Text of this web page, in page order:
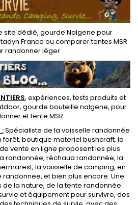
site dédié, gourde Nalgene pour
France ou comparer tentes MSR
randonner léger
, expériences, tests produits et
, gourde bouteille nalgene, pour
ettente MSR
:Spécialiste de la vaisselle randonnée
forêt, boutique materiel bushcraft, la
vente en ligne proposent les plus
randonnée, réchaud randonnée, la
la vaisselle de camping, en
randonnee, et bien plus encore. Une
de la nature, de latente randonnée
et équipement pour survivre, des